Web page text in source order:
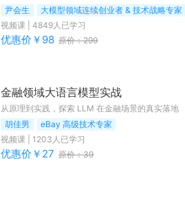
尹会生
大模型领域连续创业者 & 技术战略专家
视频课
4849人已学习
优惠价￥ 98 原价：299
金融领域大语言模型实战
从原理到实践，探索 LLM 在金融场景的真实落地
胡佳男
eBay 高级技术专家
视频课
1203 人已学习
优惠价￥ 27 原价：39